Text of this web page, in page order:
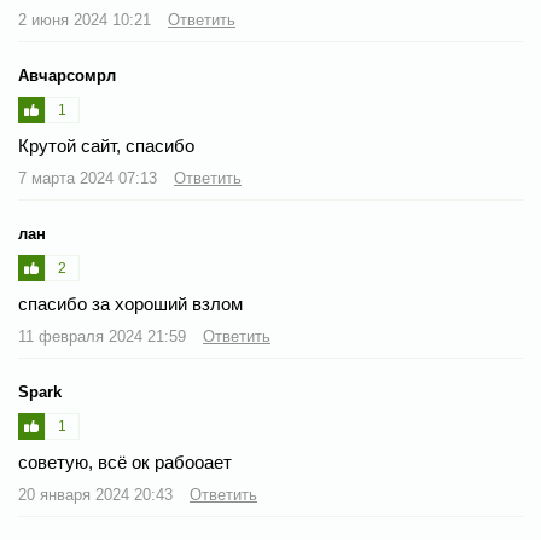
2 июня 2024 10:21 Ответить
Авчарсомрл
1
Крутой сайт, спасибо
7 марта 2024 07:13 Ответить
лан
2
спасибо за хороший взлом
11 февраля 2024 21:59 Ответить
Spark
1
советую, всё ок рабооает
20 января 2024 20:43 Ответить